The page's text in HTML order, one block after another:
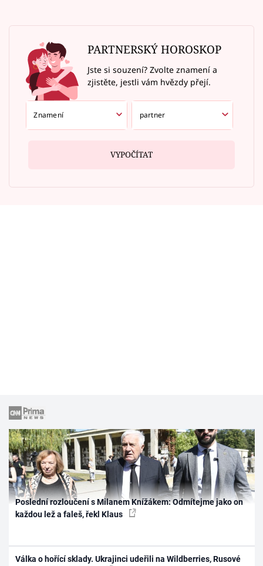
PARTNERSKÝ HOROSKOP
Jste si souzení? Zvolte znamení a
zjistěte, jestli vám hvězdy přejí.
VYPOČÍTAT
Poslední rozloučení s Milanem Knížákem: Odmítejme jako on
každou lež a faleš, řekl Klaus
Válka o hořící sklady. Ukrajinci udeřili na Wildberries, Rusové